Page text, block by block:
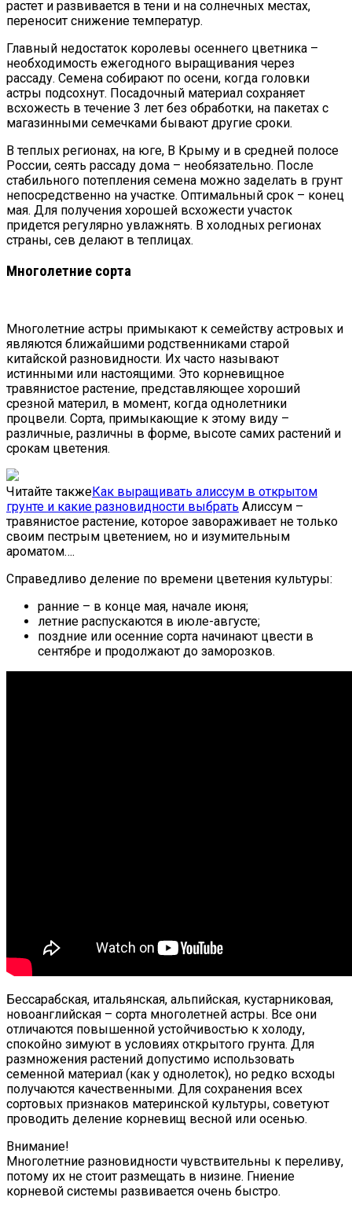
растет и развивается в тени и на солнечных местах,
переносит снижение температур.
Главный недостаток королевы осеннего цветника –
необходимость ежегодного выращивания через
рассаду. Семена собирают по осени, когда головки
астры подсохнут. Посадочный материал сохраняет
всхожесть в течение 3 лет без обработки, на пакетах с
магазинными семечками бывают другие сроки.
В теплых регионах, на юге, В Крыму и в средней полосе
России, сеять рассаду дома – необязательно. После
стабильного потепления семена можно заделать в грунт
непосредственно на участке. Оптимальный срок – конец
мая. Для получения хорошей всхожести участок
придется регулярно увлажнять. В холодных регионах
страны, сев делают в теплицах.
Многолетние сорта
Многолетние астры примыкают к семейству астровых и
являются ближайшими родственниками старой
китайской разновидности. Их часто называют
истинными или настоящими. Это корневищное
травянистое растение, представляющее хороший
срезной материл, в момент, когда однолетники
процвели. Сорта, примыкающие к этому виду –
различные, различны в форме, высоте самих растений и
срокам цветения.
Читайте такжеКак выращивать алиссум в открытом
грунте и какие разновидности выбрать Алиссум –
травянистое растение, которое завораживает не только
своим пестрым цветением, но и изумительным
ароматом….
Справедливо деление по времени цветения культуры:
ранние – в конце мая, начале июня;
летние распускаются в июле-августе;
поздние или осенние сорта начинают цвести в
сентябре и продолжают до заморозков.
Бессарабская, итальянская, альпийская, кустарниковая,
новоанглийская – сорта многолетней астры. Все они
отличаются повышенной устойчивостью к холоду,
спокойно зимуют в условиях открытого грунта. Для
размножения растений допустимо использовать
семенной материал (как у однолеток), но редко всходы
получаются качественными. Для сохранения всех
сортовых признаков материнской культуры, советуют
проводить деление корневищ весной или осенью.
Внимание!
Многолетние разновидности чувствительны к переливу,
потому их не стоит размещать в низине. Гниение
корневой системы развивается очень быстро.